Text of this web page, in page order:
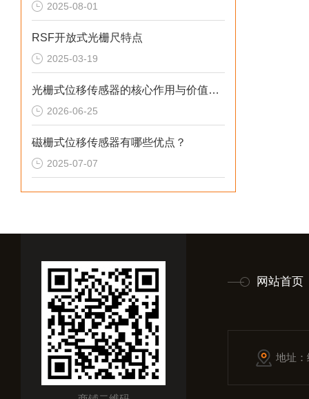
2025-08-01
RSF开放式光栅尺特点
2025-03-19
光栅式位移传感器的核心作用与价值赋能
2026-06-25
磁栅式位移传感器有哪些优点？
2025-07-07
网站首页
地址